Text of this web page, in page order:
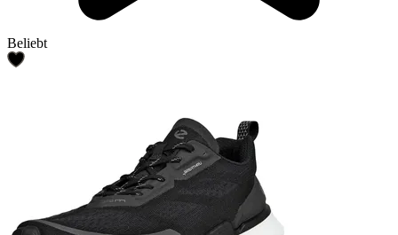
Beliebt